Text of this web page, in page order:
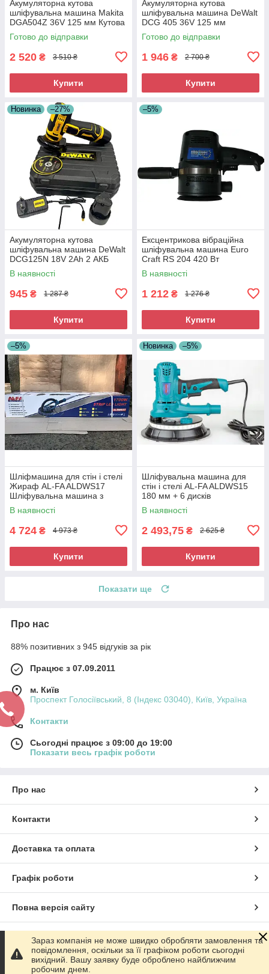
Акумуляторна кутова
шліфувальна машина Makita
DGA504Z 36V 125 мм Кутова
шліфувальна машина
Акумуляторна турбінка
Готово до відправки
2 520 ₴ 3 510 ₴
Купити
Акумуляторна кутова
шліфувальна машина DeWalt
DCG 405 36V 125 мм
Безщіткова КШМ Девальт
Кутова шліфмашина
Готово до відправки
1 946 ₴ 2 700 ₴
Купити
Новинка –27%
Акумуляторна кутова
шліфувальна машина DeWalt
DCG125N 18V 2Ah 2 АКБ
Професійна акумуляторна
болгарка
В наявності
945 ₴ 1 287 ₴
Купити
–5%
Ексцентрикова вібраційна
шліфувальна машина Euro
Craft RS 204 420 Вт
Ексцентрикова шліфмашина
для полірування
В наявності
1 212 ₴ 1 276 ₴
Купити
–5%
Шліфмашина для стін і стелі
Жираф AL-FA ALDWS17
Шліфувальна машина з
подовженою ручкою
В наявності
4 724 ₴ 4 973 ₴
Купити
Новинка –5%
Шліфувальна машина для
стін і стелі AL-FA ALDWS15
180 мм + 6 дисків
Шліфмашина для
шліфування стін
В наявності
2 493,75 ₴ 2 625 ₴
Купити
Показати ще
Про нас
88% позитивних з 945 відгуків за рік
Працює з 07.09.2011
м. Київ
Проспект Голосіївський, 8 (Індекс 03040), Київ, Україна
Контакти
Сьогодні працює з 09:00 до 19:00
Показати весь графік роботи
Про нас
Контакти
Доставка та оплата
Графік роботи
Повна версія сайту
Сайт створено на маркетплейсі Prom.ua
Політика конфіденційності
Зараз компанія не може швидко обробляти замовлення та
повідомлення, оскільки за її графіком роботи сьогодні
вихідний. Вашу заявку буде оброблено найближчим
робочим днем.